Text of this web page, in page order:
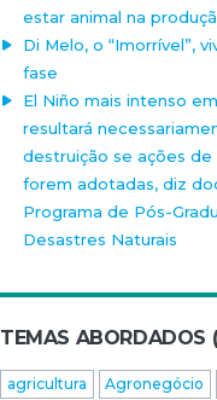
estar animal na
Di Melo, o “Imorrível”,
fase
El Niño mais intenso
resultará
destruição se ações de
forem adotadas, diz
Programa de Pós-
Desastres Naturais
TEMAS ABORDADOS
agricultura Agronegócio